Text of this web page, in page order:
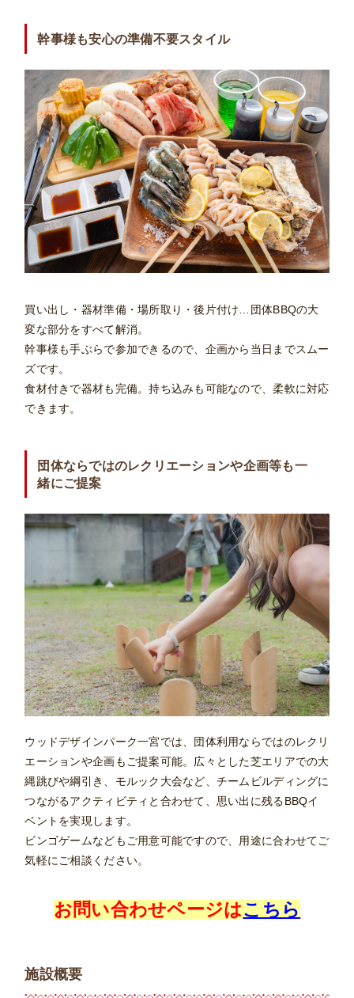
幹事様も安心の準備不要スタイル
買い出し・器材準備・場所取り・後片付け…団体BBQの大
変な部分をすべて解消。
幹事様も手ぶらで参加できるので、企画から当日までスムー
ズです。
食材付きで器材も完備。持ち込みも可能なので、柔軟に対応
できます。
団体ならではのレクリエーションや企画等も一
緒にご提案
ウッドデザインパーク一宮では、団体利用ならではのレクリ
エーションや企画もご提案可能。広々とした芝エリアでの大
縄跳びや綱引き、モルック大会など、チームビルディングに
つながるアクティビティと合わせて、思い出に残るBBQイ
ベントを実現します。
ビンゴゲームなどもご用意可能ですので、用途に合わせてご
気軽にご相談ください。
お問い合わせページはこちら
施設概要